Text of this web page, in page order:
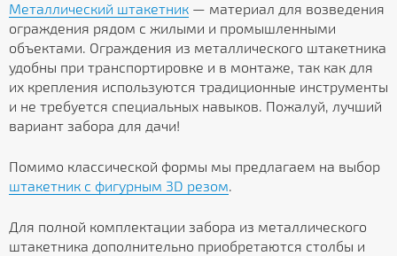
Металлический штакетник — материал для возведения
ограждения рядом с жилыми и промышленными
объектами. Ограждения из металлического штакетника
удобны при транспортировке и в монтаже, так как для
их крепления используются традиционные инструменты
и не требуется специальных навыков. Пожалуй, лучший
вариант забора для дачи!
Помимо классической формы мы предлагаем на выбор
штакетник с фигурным 3D резом.
Для полной комплектации забора из металлического
штакетника дополнительно приобретаются столбы и